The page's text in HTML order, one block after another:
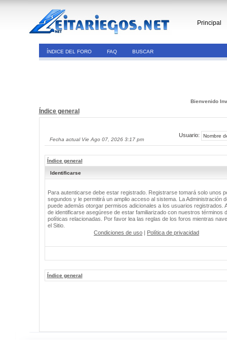
Principal
ÍNDICE DEL FORO FAQ BUSCAR
Bienvenido
Índice general
Fecha actual Vie Ago 07, 2026 3:17 pm
Usuario:
Índice general
Identificarse
Para autenticarse debe estar registrado. Registrarse tomará solo unos
segundos y le permitirá un amplio acceso al sistema. La Administración
puede además otorgar permisos adicionales a los usuarios registrados.
de identificarse asegúrese de estar familiarizado con nuestros términos
políticas relacionadas. Por favor lea las reglas de los foros mientras
el Sitio.
Condiciones de uso | Política de privacidad
Índice general